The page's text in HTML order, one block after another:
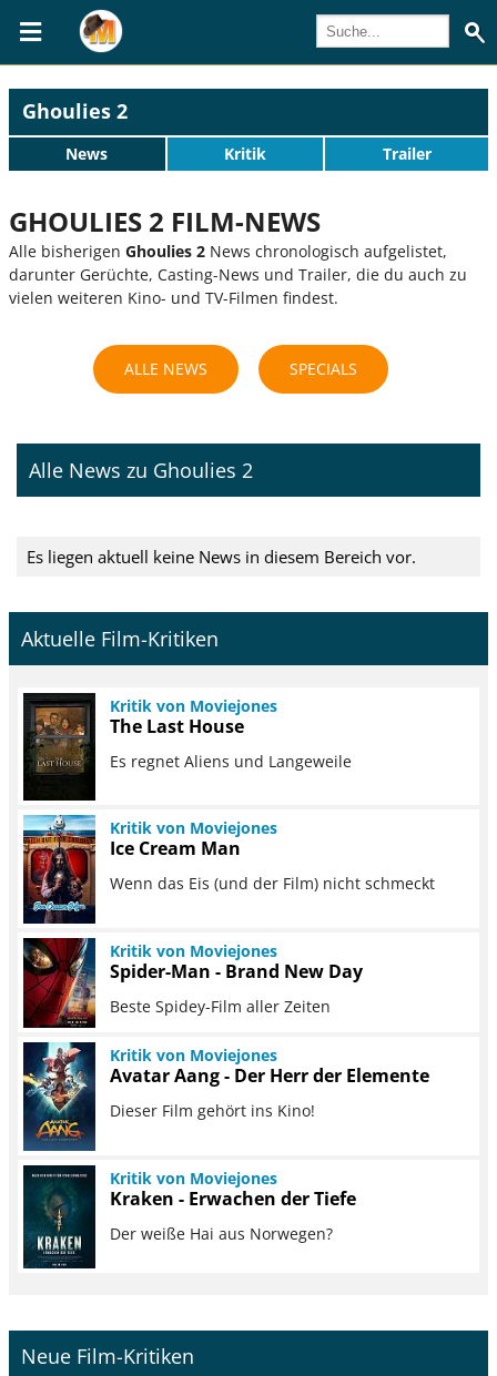
Ghoulies 2
News Kritik Trailer
GHOULIES 2 FILM-NEWS
Alle bisherigen Ghoulies 2 News chronologisch aufgelistet,
darunter Gerüchte, Casting-News und Trailer, die du auch zu
vielen weiteren Kino- und TV-Filmen findest.
ALLE NEWS SPECIALS
Alle News zu Ghoulies 2
Es liegen aktuell keine News in diesem Bereich vor.
Aktuelle Film-Kritiken
Kritik von Moviejones
The Last House
Es regnet Aliens und Langeweile
Kritik von Moviejones
Ice Cream Man
Wenn das Eis (und der Film) nicht schmeckt
Kritik von Moviejones
Spider-Man - Brand New Day
Beste Spidey-Film aller Zeiten
Kritik von Moviejones
Avatar Aang - Der Herr der Elemente
Dieser Film gehört ins Kino!
Kritik von Moviejones
Kraken - Erwachen der Tiefe
Der weiße Hai aus Norwegen?
Neue Film-Kritiken